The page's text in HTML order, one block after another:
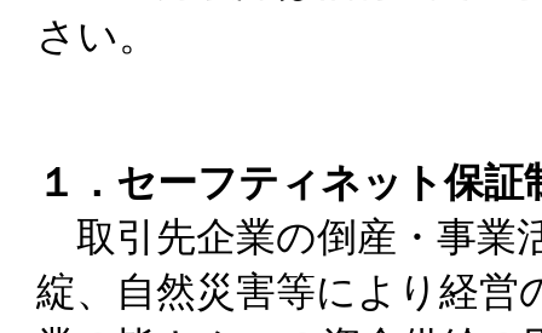
さい。
１．セーフティネット保証
取引先企業の倒産・事業
綻、自然災害等により経営